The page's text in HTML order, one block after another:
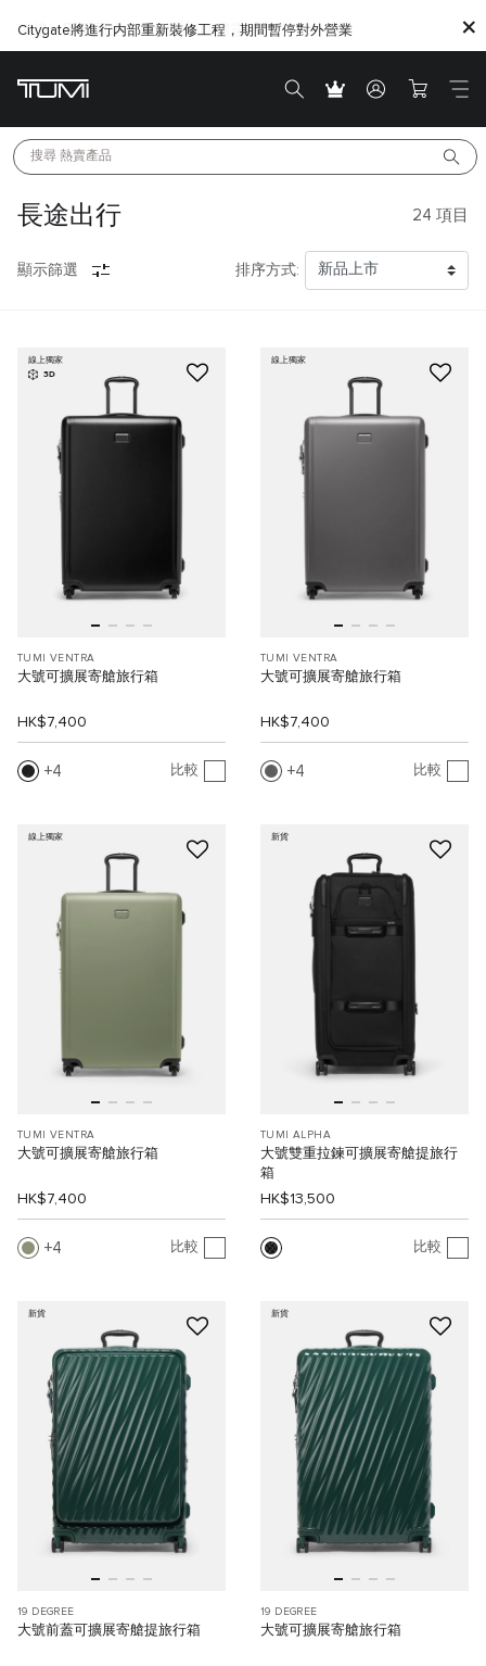
Citygate將進行内部重新裝修工程，期間暫停對外營業
搜尋 熱賣產品
長途出行 24 項目
顯示篩選 排序方式:
線上獨家
3D
TUMI VENTRA
大號可擴展寄艙旅行箱
HK$7,400
4 比較
線上獨家
TUMI VENTRA
大號可擴展寄艙旅行箱
HK$7,400
4 比較
線上獨家
TUMI VENTRA
大號可擴展寄艙旅行箱
HK$7,400
4 比較
新貨
TUMI ALPHA
大號雙重拉鍊可擴展寄艙提旅行
箱
HK$13,500
比較
新貨
19 DEGREE
大號前蓋可擴展寄艙提旅行箱
新貨
19 DEGREE
大號可擴展寄艙旅行箱